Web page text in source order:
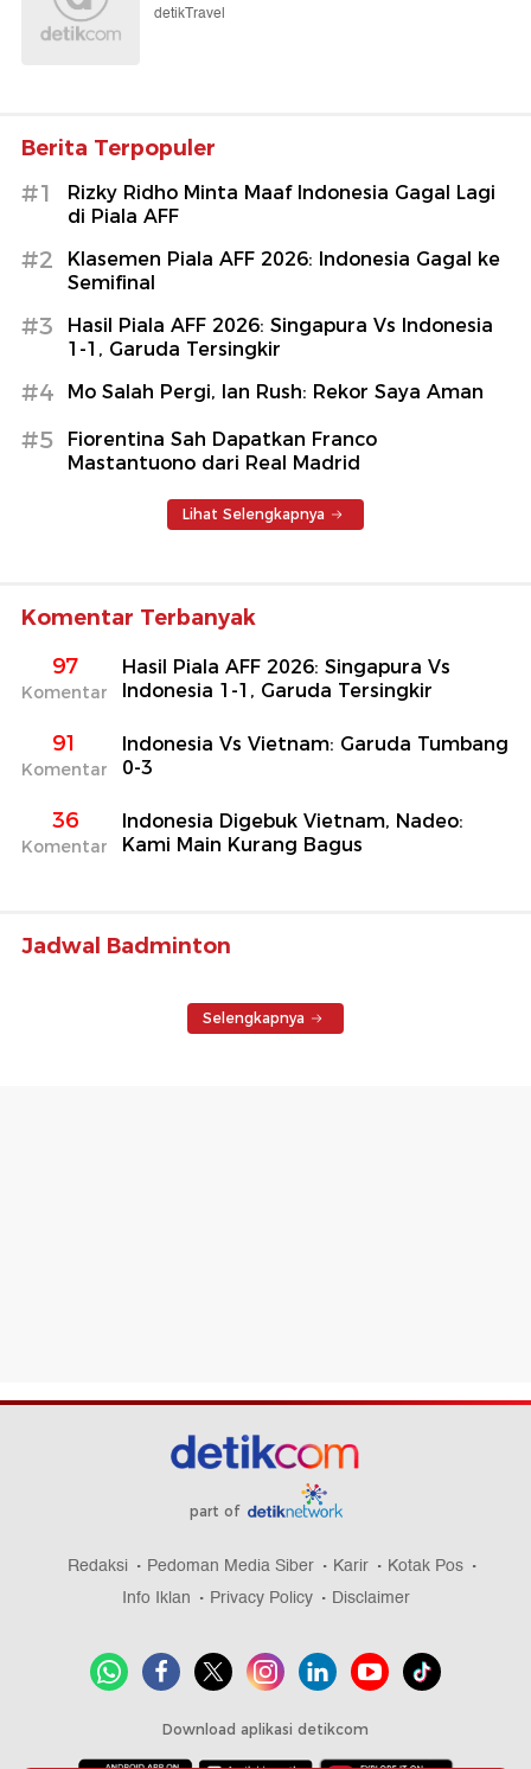
detikTravel
Berita Terpopuler
#1
Rizky Ridho Minta Maaf Indonesia Gagal Lagi
di Piala AFF
#2
Klasemen Piala AFF 2026: Indonesia Gagal ke
Semifinal
#3
Hasil Piala AFF 2026: Singapura Vs Indonesia
1-1, Garuda Tersingkir
#4 Mo Salah Pergi, Ian Rush: Rekor Saya Aman
#5
Fiorentina Sah Dapatkan Franco
Mastantuono dari Real Madrid
Lihat Selengkapnya
Komentar Terbanyak
97
Komentar
Hasil Piala AFF 2026: Singapura Vs
Indonesia 1-1, Garuda Tersingkir
91
Komentar
Indonesia Vs Vietnam: Garuda Tumbang
0-3
36
Komentar
Indonesia Digebuk Vietnam, Nadeo:
Kami Main Kurang Bagus
Jadwal Badminton
Selengkapnya
part of
Redaksi Pedoman Media Siber Karir
Kotak Pos
Info Iklan
Privacy Policy Disclaimer
Download aplikasi detikcom